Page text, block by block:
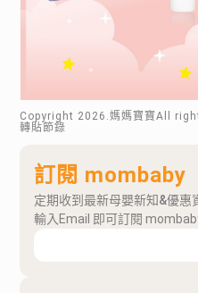
Copyright 2026 .媽媽寶寶All
轉貼節錄
訂閱 mombaby
定期收到最新母嬰新知&優惠
輸入Email 即可訂閱